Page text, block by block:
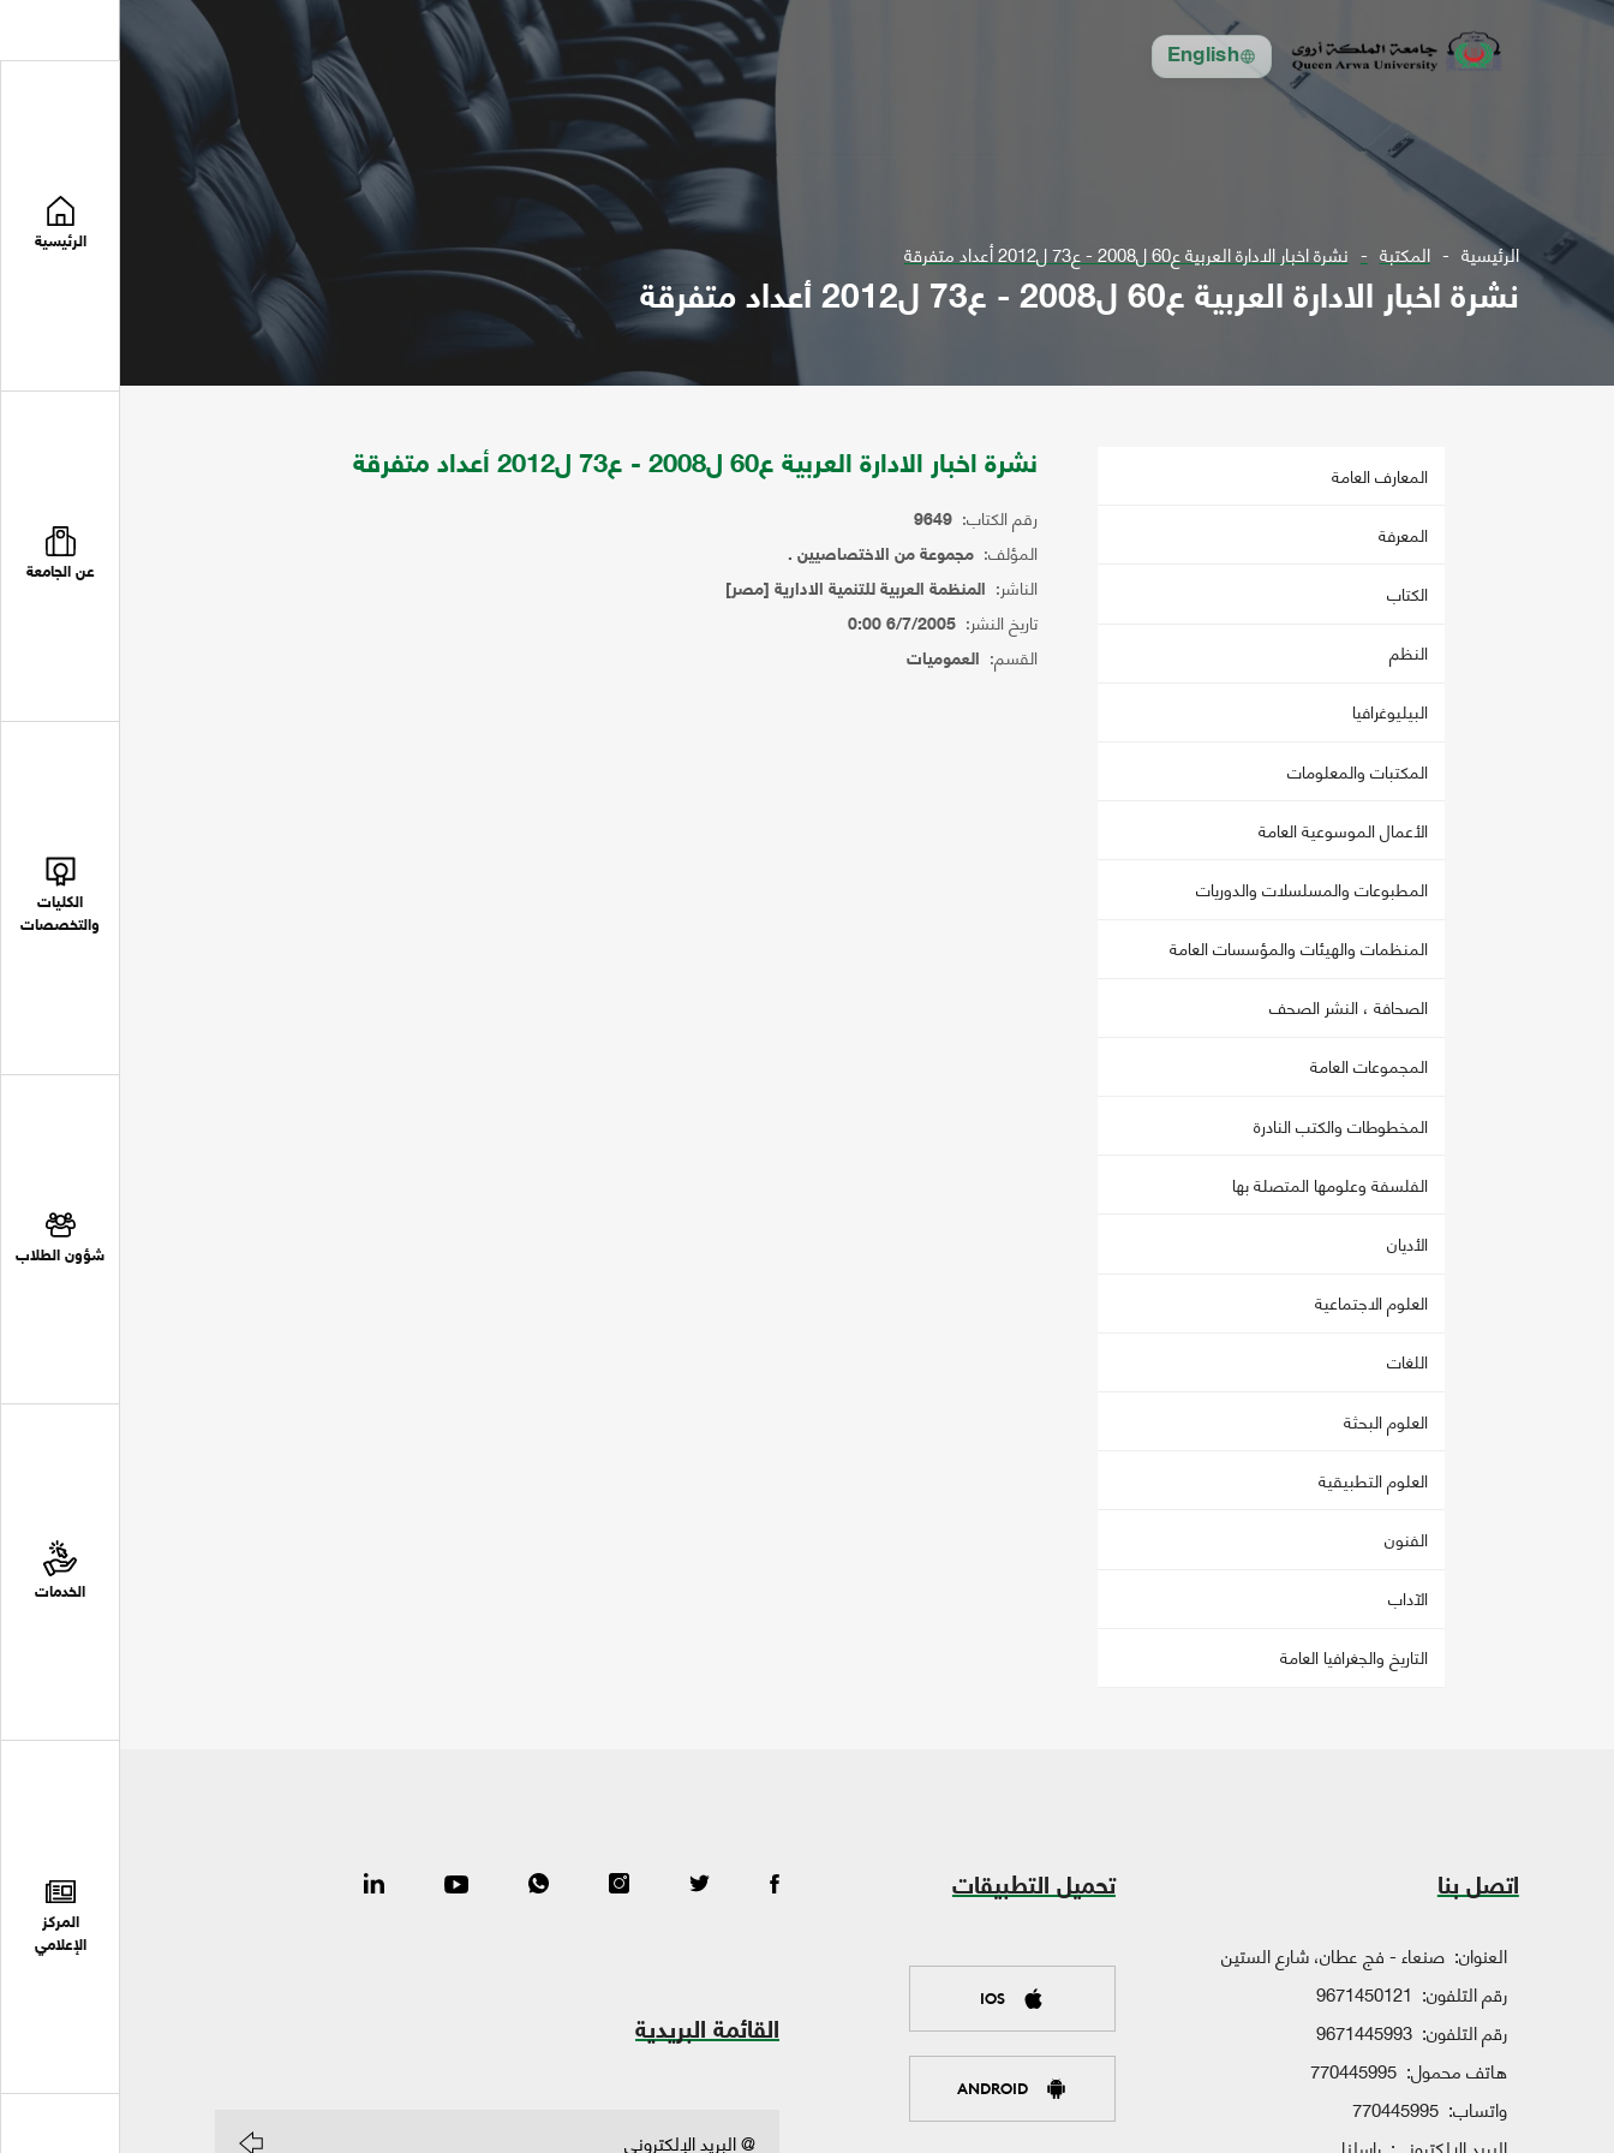
English
الرئيسية
عن الجامعة
الكليات
والتخصصات
شؤون الطلاب
الخدمات
المركز
الإعلامي
الرئيسية المكتبة نشرة اخبار الادارة العربية ع60 ل2008 - ع73 ل2012 أعداد متفرقة
نشرة اخبار الادارة العربية ع60 ل2008 - ع73 ل2012 أعداد متفرقة
المعارف العامة
المعرفة
الكتاب
النظم
البيليوغرافيا
المكتبات والمعلومات
الأعمال الموسوعية العامة
المطبوعات والمسلسلات والدوريات
المنظمات والهيئات والمؤسسات العامة
الصحافة ، النشر الصحف
المجموعات العامة
المخطوطات والكتب النادرة
الفلسفة وعلومها المتصلة بها
الأديان
العلوم الاجتماعية
اللغات
العلوم البحثة
العلوم التطبيقية
الفنون
الآداب
التاريخ والجغرافيا العامة
نشرة اخبار الادارة العربية ع60 ل2008 - ع73 ل2012 أعداد متفرقة
رقم الكتاب: 9649
المؤلف: مجموعة من الاختصاصيين .
الناشر: المنظمة العربية للتنمية الادارية [مصر]
تاريخ النشر: 6/7/2005 0:00
القسم: العموميات
اتصل بنا
العنوان: صنعاء - فج عطان، شارع الستين
رقم التلفون: 9671450121
رقم التلفون: 9671445993
هاتف محمول: 770445995
واتساب: 770445995
تحميل التطبيقات
IOS
ANDROID
القائمة البريدية